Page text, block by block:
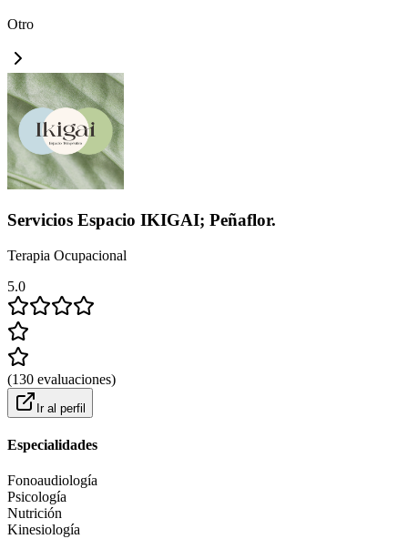
Otro
Servicios Espacio IKIGAI; Peñaflor.
Terapia Ocupacional
5.0
(130 evaluaciones)
Ir al perfil
Especialidades
Fonoaudiología
Psicología
Nutrición
Kinesiología